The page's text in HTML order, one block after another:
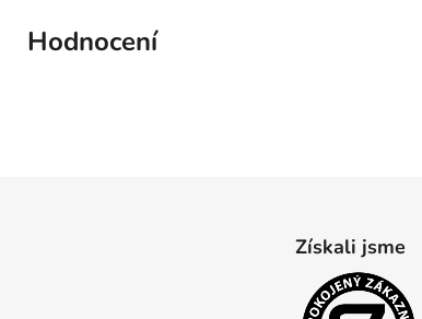
Hodnocení
Získali jsme